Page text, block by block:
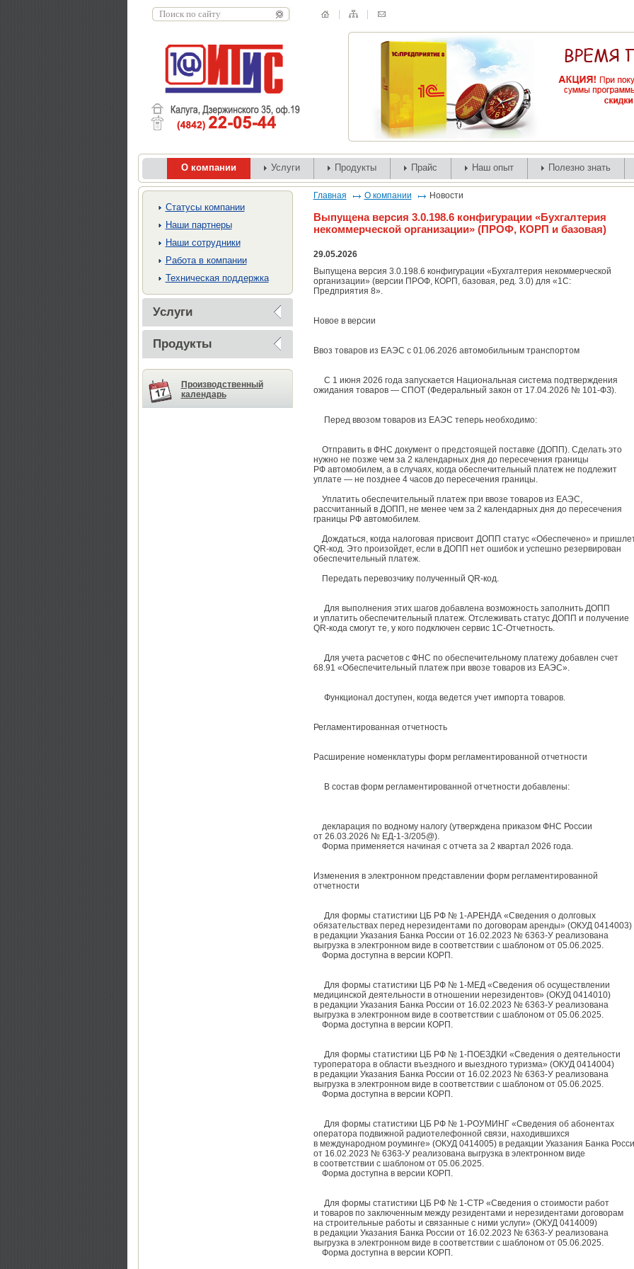
О компании Услуги Продукты Прайс Наш опыт Полезно знать
Cтатусы компании
Наши партнеры
Наши сотрудники
Работа в компании
Техническая поддержка
Услуги
Продукты
Производственный
календарь
Главная О компании Новости
Выпущена версия 3.0.198.6 конфигурации «Бухгалтерия
некоммерческой организации» (ПРОФ, КОРП и базовая)
29.05.2026
Выпущена версия 3.0.198.6 конфигурации «Бухгалтерия некоммерческой
организации» (версии ПРОФ, КОРП, базовая, ред. 3.0) для «1С:
Предприятия 8».
Новое в версии
Ввоз товаров из ЕАЭС с 01.06.2026 автомобильным транспортом
С 1 июня 2026 года запускается Национальная система подтверждения
ожидания товаров — СПОТ (Федеральный закон от 17.04.2026 № 101-ФЗ).
Перед ввозом товаров из ЕАЭС теперь необходимо:
Отправить в ФНС документ о предстоящей поставке (ДОПП). Сделать это
нужно не позже чем за 2 календарных дня до пересечения границы
РФ автомобилем, а в случаях, когда обеспечительный платеж не подлежит
уплате — не позднее 4 часов до пересечения границы.
Уплатить обеспечительный платеж при ввозе товаров из ЕАЭС,
рассчитанный в ДОПП, не менее чем за 2 календарных дня до пересечения
границы РФ автомобилем.
Дождаться, когда налоговая присвоит ДОПП статус «Обеспечено» и
QR-код. Это произойдет, если в ДОПП нет ошибок и успешно резервирован
обеспечительный платеж.
Передать перевозчику полученный QR-код.
Для выполнения этих шагов добавлена возможность заполнить ДОПП
и уплатить обеспечительный платеж. Отслеживать статус ДОПП и получение
QR-кода смогут те, у кого подключен сервис 1С-Отчетность.
Для учета расчетов с ФНС по обеспечительному платежу добавлен счет
68.91 «Обеспечительный платеж при ввозе товаров из ЕАЭС».
Функционал доступен, когда ведется учет импорта товаров.
Регламентированная отчетность
Расширение номенклатуры форм регламентированной отчетности
В состав форм регламентированной отчетности добавлены:
декларация по водному налогу (утверждена приказом ФНС России
от 26.03.2026 № ЕД-1-3/205@).
Форма применяется начиная с отчета за 2 квартал 2026 года.
Изменения в электронном представлении форм регламентированной
отчетности
Для формы статистики ЦБ РФ № 1-АРЕНДА «Сведения о долговых
обязательствах перед нерезидентами по договорам аренды» (ОКУД 0414003)
в редакции Указания Банка России от 16.02.2023 № 6363-У реализована
выгрузка в электронном виде в соответствии с шаблоном от 05.06.2025.
Форма доступна в версии КОРП.
Для формы статистики ЦБ РФ № 1-МЕД «Сведения об осуществлении
медицинской деятельности в отношении нерезидентов» (ОКУД 0414010)
в редакции Указания Банка России от 16.02.2023 № 6363-У реализована
выгрузка в электронном виде в соответствии с шаблоном от 05.06.2025.
Форма доступна в версии КОРП.
Для формы статистики ЦБ РФ № 1-ПОЕЗДКИ «Сведения о деятельности
туроператора в области въездного и выездного туризма» (ОКУД 0414004)
в редакции Указания Банка России от 16.02.2023 № 6363-У реализована
выгрузка в электронном виде в соответствии с шаблоном от 05.06.2025.
Форма доступна в версии КОРП.
Для формы статистики ЦБ РФ № 1-РОУМИНГ «Сведения об абонентах
оператора подвижной радиотелефонной связи, находившихся
в международном роуминге» (ОКУД 0414005) в редакции Указания Банка
от 16.02.2023 № 6363-У реализована выгрузка в электронном виде
в соответствии с шаблоном от 05.06.2025.
Форма доступна в версии КОРП.
Для формы статистики ЦБ РФ № 1-СТР «Сведения о стоимости работ
и товаров по заключенным между резидентами и нерезидентами договорам
на строительные работы и связанные с ними услуги» (ОКУД 0414009)
в редакции Указания Банка России от 16.02.2023 № 6363-У реализована
выгрузка в электронном виде в соответствии с шаблоном от 05.06.2025.
Форма доступна в версии КОРП.